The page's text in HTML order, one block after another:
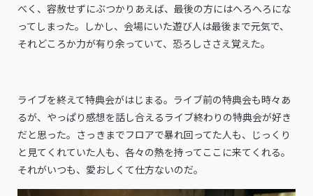
べく、容赦せずにぶつかりあえば、最後の方にはへろへろにな
ってしまった。しかし、会場にいた遊び人は最後まで元気で、
それどころか力が有り余っていて、恐ろしささえ覚えた。
ライブを終えて特典会がはじまる。ライブ前の特典会も時々あ
るが、やっぱり感想を話し合えるライブ終わりの特典会が好き
だと思った。さっきまでフロアで暴れ回ってた人も、じっくり
と見てくれていた人も、各々の熱を持ってここに来てくれる。
それがいつも、愛おしくて仕方ないのだ。